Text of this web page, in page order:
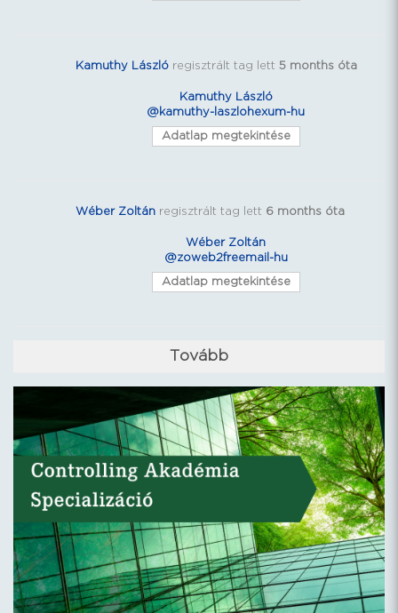
Kamuthy László regisztrált tag lett 5 months óta
Kamuthy László
@kamuthy-laszlohexum-hu
Adatlap megtekintése
Wéber Zoltán regisztrált tag lett 6 months óta
Wéber Zoltán
@zoweb2freemail-hu
Adatlap megtekintése
Tovább